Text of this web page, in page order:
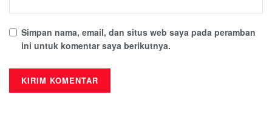
Simpan nama, email, dan situs web saya pada peramban
ini untuk komentar saya berikutnya.